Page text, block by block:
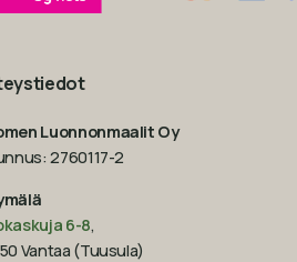
Luonnonmaalit Oy
2760117-2
6-8,
Vantaa (Tuusula)